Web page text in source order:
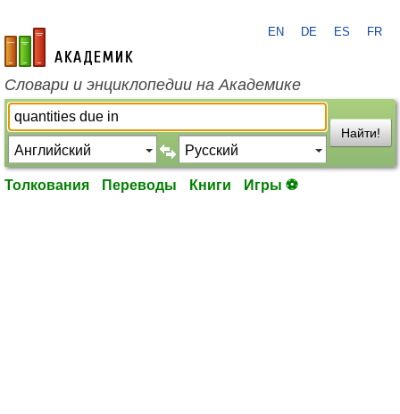
academic.ru
EN DE ES FR
Словари и энциклопедии на Академике
Найти!
Толкования Переводы Книги Игры ⚽